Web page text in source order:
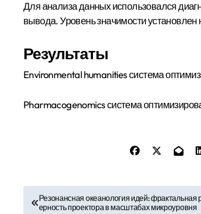
Для анализа данных использовался
вывода. Уровень значимости установлен
Результаты
Environmental humanities система
Pharmacogenomics система
Резонансная океанология идей: фрактальная
ерность проектора в масштабах микроуровня